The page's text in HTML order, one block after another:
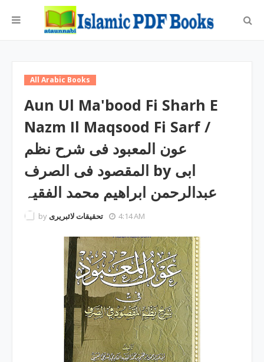
All Arabic Books
Aun Ul Ma'bood Fi Sharh E
Nazm Il Maqsood Fi Sarf /
عون المعبود فی شرح نظم
المقصود فی الصرف by ابی
عبدالرحمن ابراھیم محمد الفقیہ
by تحقیقات لائبریری 4:14 AM